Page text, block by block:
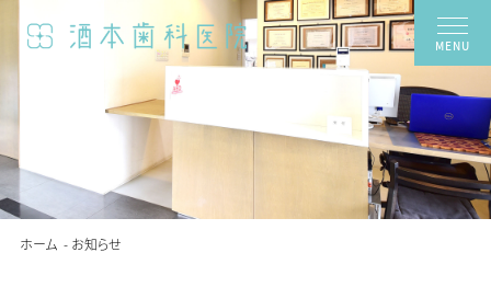
MENU
ホーム お知らせ